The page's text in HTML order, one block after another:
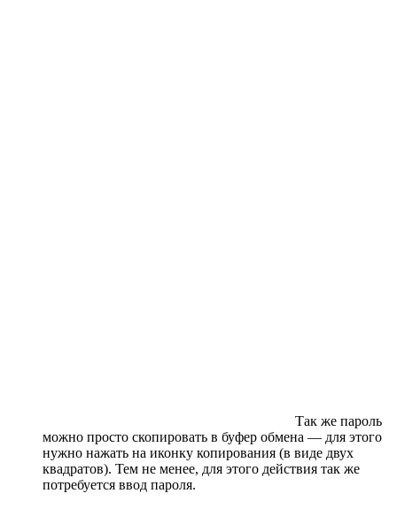
Так же пароль
можно просто скопировать в буфер обмена — для этого
нужно нажать на иконку копирования (в виде двух
квадратов). Тем не менее, для этого действия так же
потребуется ввод пароля.